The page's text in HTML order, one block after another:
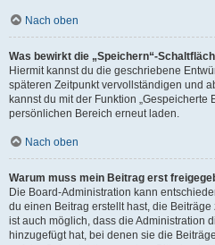
Nach oben
Was bewirkt die „Speichern“-
Hiermit kannst du die geschriebene
späteren Zeitpunkt vervollständigen und
kannst du mit der Funktion „Gespeicherte
persönlichen Bereich erneut laden.
Nach oben
Warum muss mein Beitrag erst
Die Board-Administration kann
du einen Beitrag erstellt hast, die
ist auch möglich, dass die Administration
hinzugefügt hat, bei denen sie die